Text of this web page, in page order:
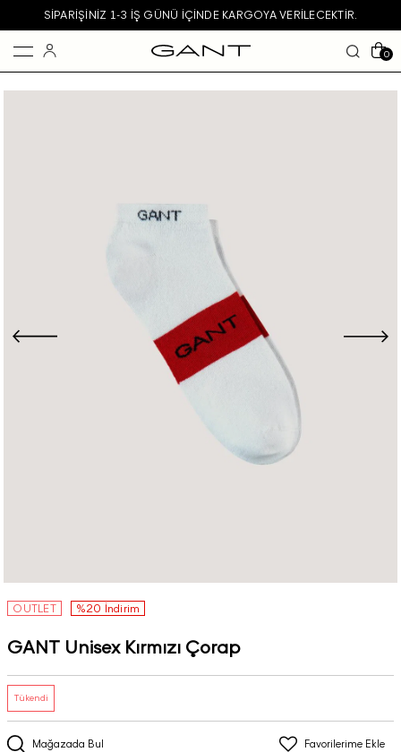
SIPARIŞINIZ 1-3 IŞ GÜNÜ IÇINDE KARGOYA VERILECEKTIR.
0
OUTLET %20 İndirim
GANT Unisex Kırmızı Çorap
Mağazada Bul Favorilerime Ekle
Tükendi